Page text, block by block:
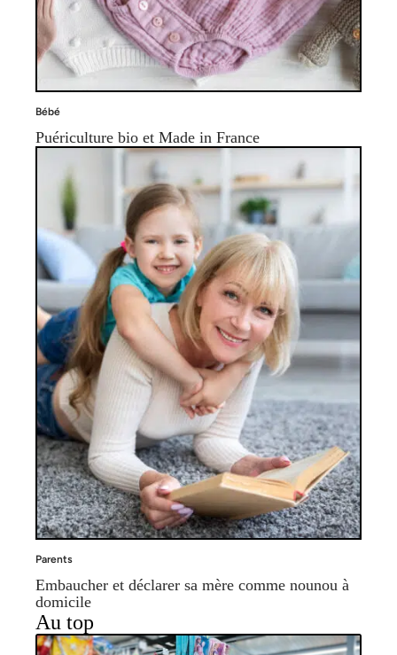
Bébé
Puériculture bio et Made in France
Parents
Embaucher et déclarer sa mère comme nounou à
domicile
Au top